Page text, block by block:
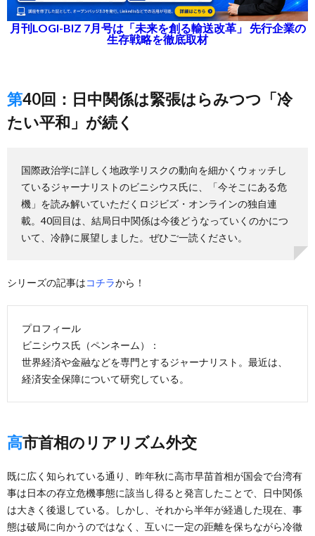
月刊LOGI-BIZ 7月号は「未来を創る輸送改革」 先行企業の
生存戦略を徹底取材
第40回：日中関係は緊張はらみつつ「冷
たい平和」が続く
国際政治学に詳しく地政学リスクの動向を細かくウォッチし
ているジャーナリストのビニシウス氏に、「今そこにある危
機」を読み解いていただくロジビズ・オンラインの独自連
載。40回目は、結局日中関係は今後どうなっていくのかにつ
いて、冷静に展望しました。ぜひご一読ください。
シリーズの記事はコチラから！
プロフィール
ビニシウス氏（ペンネーム）：
世界経済や金融などを専門とするジャーナリスト。最近は、
経済安全保障について研究している。
高市首相のリアリズム外交
既に広く知られている通り、昨年秋に高市早苗首相が国会で台湾有
事は日本の存立危機事態に該当し得ると発言したことで、日中関係
は大きく後退している。しかし、それから半年が経過した現在、事
態は破局に向かうのではなく、互いに一定の距離を保ちながら冷徹